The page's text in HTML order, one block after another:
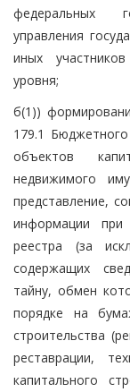
федеральных
управления
иных
уровня;
б(1))
179.1
объектов
недвижимого
представление,
информации при
реестра (за
содержащих
тайну, обмен
порядке на
строительства
реставрации,
капитального